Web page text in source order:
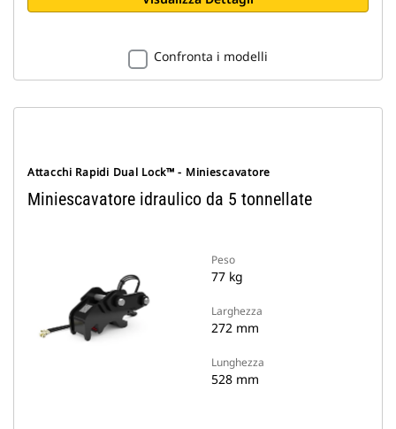
Confronta i modelli
Attacchi Rapidi Dual Lock™ - Miniescavatore
Miniescavatore idraulico da 5 tonnellate
Peso
77 kg
Larghezza
272 mm
Lunghezza
528 mm